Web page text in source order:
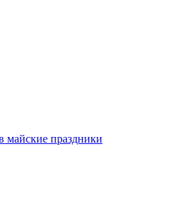
майские праздники